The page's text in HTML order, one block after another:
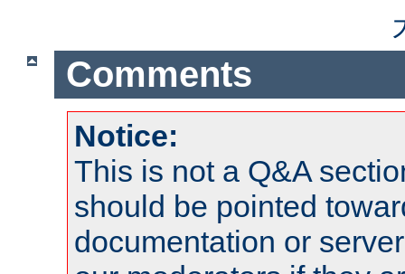
Comments
Notice:
This is not a Q&A
should be pointed
documentation or